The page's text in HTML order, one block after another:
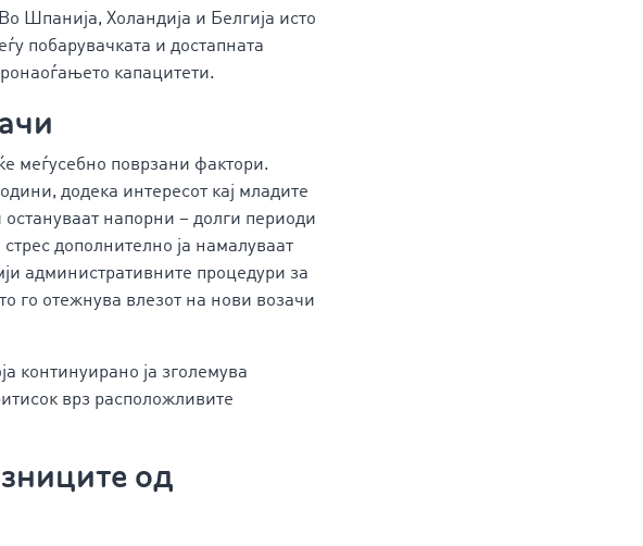
Шпанија, Холандија и Белгија исто
побарувачката и достапната
капацитети.
меѓусебно поврзани фактори.
додека интересот кај младите
напорни – долги периоди
дополнително ја намалуваат
административните процедури за
го отежнува влезот на нови возачи
континуирано ја зголемува
врз расположливите
од